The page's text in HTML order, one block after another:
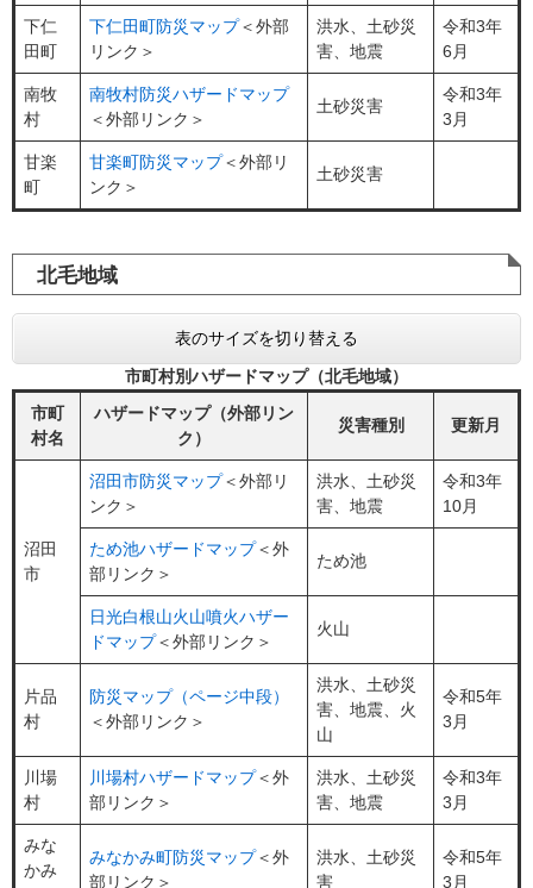
下仁
田町
下仁田町防災マップ＜外部
リンク＞
洪水、土砂災
害、地震
令和3年
6月
南牧
村
南牧村防災ハザードマップ
＜外部リンク＞
土砂災害
令和3年
3月
甘楽
町
甘楽町防災マップ＜外部リ
ンク＞
土砂災害
北毛地域
表のサイズを切り替える
市町村別ハザードマップ（北毛地域）
市町
村名
ハザードマップ（外部リン
ク）
災害種別 更新月
沼田
市
沼田市防災マップ＜外部リ
ンク＞
洪水、土砂災
害、地震
令和3年
10月
ため池ハザードマップ＜外
部リンク＞
ため池
日光白根山火山噴火ハザー
ドマップ＜外部リンク＞
火山
片品
村
防災マップ（ページ中段）
＜外部リンク＞
洪水、土砂災
害、地震、火
山
令和5年
3月
川場
村
川場村ハザードマップ＜外
部リンク＞
洪水、土砂災
害、地震
令和3年
3月
みな
かみ
みなかみ町防災マップ＜外
部リンク＞
洪水、土砂災
害
令和5年
3月